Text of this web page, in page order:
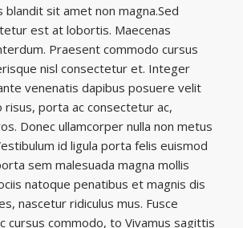
sit amet non magna.Sed
est at lobortis. Maecenas
Praesent commodo cursus
nisl consectetur et. Integer
venenatis dapibus posuere velit
risus, porta ac consectetur ac,
Donec ullamcorper nulla non metus
id ligula porta felis euismod
sem malesuada magna mollis
natoque penatibus et magnis dis
nascetur ridiculus mus. Fusce
cursus commodo, to Vivamus sagittis